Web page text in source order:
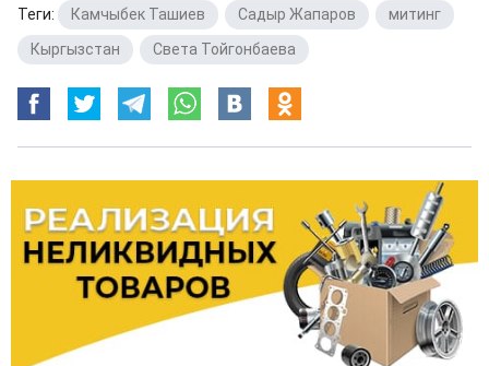
Теги: Камчыбек Ташиев Садыр Жапаров митинг
Кыргызстан
Света Тойгонбаева